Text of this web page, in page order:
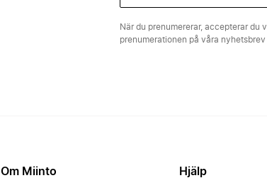
När du prenumererar, accepterar du
prenumerationen på våra nyhetsbrev
Om Miinto Hjälp